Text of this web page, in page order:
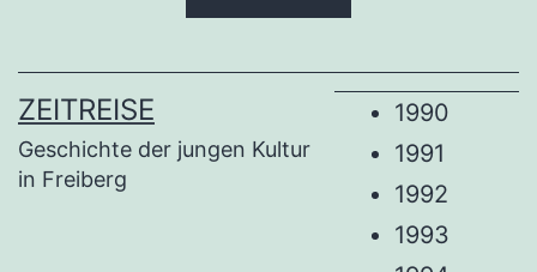
ZEITREISE
Geschichte der jungen Kultur
in Freiberg
1990
1991
1992
1993